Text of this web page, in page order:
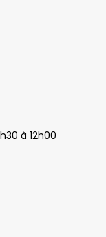
à 12h00